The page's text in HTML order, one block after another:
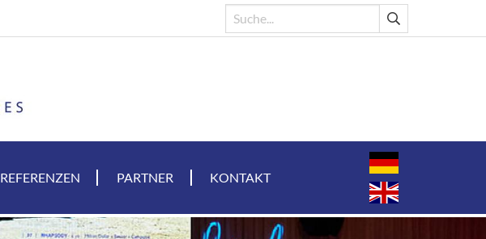
REFERENZEN PARTNER KONTAKT